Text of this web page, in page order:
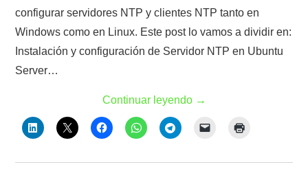
configurar servidores NTP y clientes NTP tanto en
Windows como en Linux. Este post lo vamos a dividir en:
Instalación y configuración de Servidor NTP en Ubuntu
Server…
Continuar leyendo →